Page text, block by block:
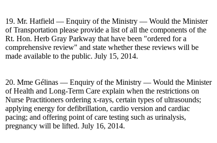
19. Mr. Hatfield — Enquiry of the Ministry — Would the Minister
of Transportation please provide a list of all the components of the
Rt. Hon. Herb Gray Parkway that have been "ordered for a
comprehensive review" and state whether these reviews will be
made available to the public. July 15, 2014.
20. Mme Gélinas — Enquiry of the Ministry — Would the Minister
of Health and Long-Term Care explain when the restrictions on
Nurse Practitioners ordering x-rays, certain types of ultrasounds;
applying energy for defibrillation, cardio version and cardiac
pacing; and offering point of care testing such as urinalysis,
pregnancy will be lifted. July 16, 2014.